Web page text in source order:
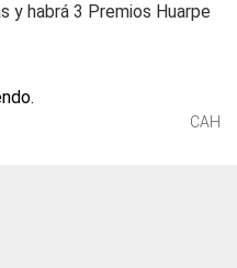
y habrá 3 Premios Huarpe
CAH